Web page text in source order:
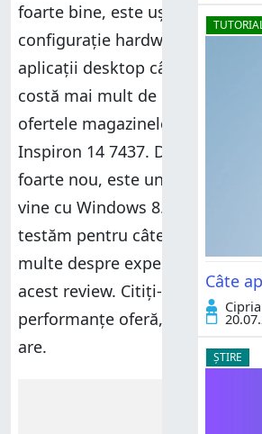
foarte bine, este ușor de
configurație hardware solidă,
aplicații desktop cât și aplicații
costă mai mult de 5000 de lei,
ofertele magazinelor de la noi,
Inspiron 14 7437. Deși nu este
foarte nou, este un dispozitiv
vine cu Windows 8.1
testăm pentru câteva zile și să
multe despre experiența de
acest review. Citiți-l pentru a
performanțe oferă, ce plusuri
are.
Câte
ȘTIRE